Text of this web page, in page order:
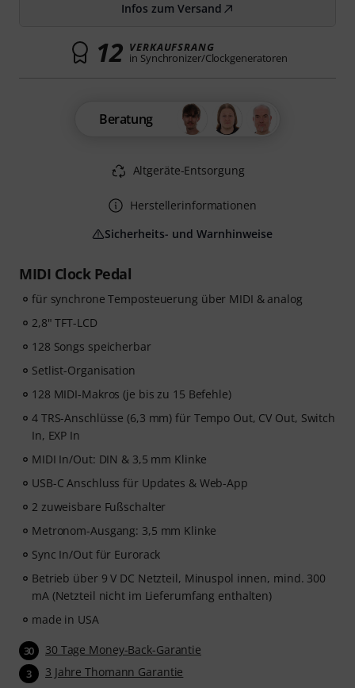
MIDI Clock Pedal
für synchrone Temposteuerung über MIDI & analog
2,8" TFT-LCD
128 Songs speicherbar
Setlist-Organisation
128 MIDI-Makros (je bis zu 15 Befehle)
4 TRS-Anschlüsse (6,3 mm) für Tempo Out, CV Out, Switch
In, EXP In
MIDI In/Out: DIN & 3,5 mm Klinke
USB-C Anschluss für Updates & Web-App
2 zuweisbare Fußschalter
Metronom-Ausgang: 3,5 mm Klinke
Sync In/Out für Eurorack
Betrieb über 9 V DC Netzteil, Minuspol innen, mind. 300
mA (Netzteil nicht im Lieferumfang enthalten)
made in USA
30 30 Tage Money-Back-Garantie
3 3 Jahre Thomann Garantie
Infos zum Versand
12 VERKAUFSRANG
in Synchronizer/Clockgeneratoren
Beratung
Altgeräte-Entsorgung
Herstellerinformationen
Sicherheits- und Warnhinweise